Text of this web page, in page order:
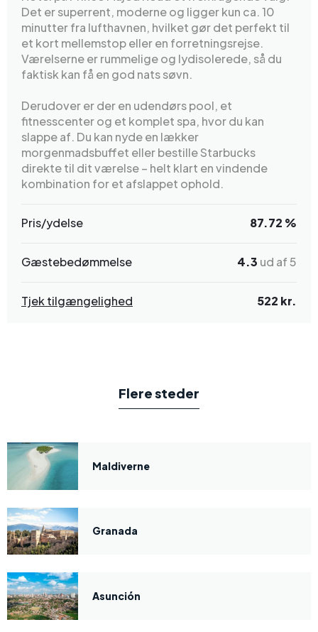
Det er superrent, moderne og ligger kun ca. 10
minutter fra lufthavnen, hvilket gør det perfekt til
et kort mellemstop eller en forretningsrejse.
Værelserne er rummelige og lydisolerede, så du
faktisk kan få en god nats søvn.
Derudover er der en udendørs pool, et
fitnesscenter og et komplet spa, hvor du kan
slappe af. Du kan nyde en lækker
morgenmadsbuffet eller bestille Starbucks
direkte til dit værelse – helt klart en vindende
kombination for et afslappet ophold.
Pris/ydelse 87.72 %
Gæstebedømmelse 4.3 ud af 5
Tjek tilgængelighed 522 kr.
Flere steder
Maldiverne
Granada
Asunción